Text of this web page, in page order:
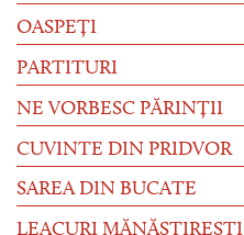
OASPEȚI
PARTITURI
NE VORBESC PĂRINȚII
CUVINTE DIN PRIDVOR
SAREA DIN BUCATE
LEACURI MĂNĂSTIREȘTI